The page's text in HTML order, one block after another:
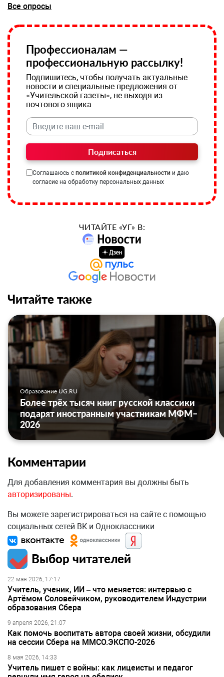
Все опросы
Профессионалам —
профессиональную рассылку!
Подпишитесь, чтобы получать актуальные
новости и специальные предложения от
«Учительской газеты», не выходя из
почтового ящика
Подписаться
Соглашаюсь с политикой конфиденциальности и даю
согласие на обработку персональных данных
ЧИТАЙТЕ «УГ» В:
Читайте также
Образование UG.RU
Более трёх тысяч книг русской классики
подарят иностранным участникам МФМ–
2026
Комментарии
Для добавления комментария вы должны быть
авторизированы.
Вы можете зарегистрироваться на сайте с помощью
социальных сетей ВК и Одноклассники
Выбор читателей
22 мая 2026, 17:17
Учитель, ученик, ИИ – что меняется: интервью с
Артёмом Соловейчиком, руководителем Индустрии
образования Сбера
9 апреля 2026, 21:07
Как помочь воспитать автора своей жизни, обсудили
на сессии Сбера на ММСО.ЭКСПО-2026
8 мая 2026, 14:33
Учитель пишет с войны: как лицеисты и педагог